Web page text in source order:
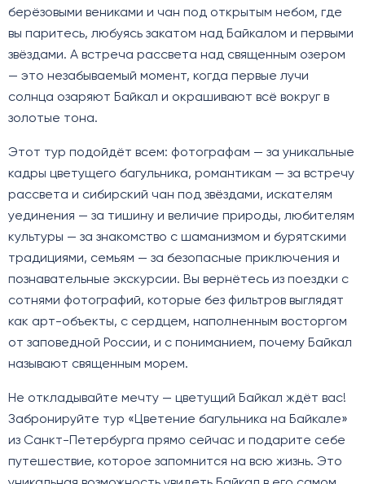
берёзовыми вениками и чан под открытым небом, где
вы паритесь, любуясь закатом над Байкалом и первыми
звёздами. А встреча рассвета над священным озером
— это незабываемый момент, когда первые лучи
солнца озаряют Байкал и окрашивают всё вокруг в
золотые тона.
Этот тур подойдёт всем: фотографам — за уникальные
кадры цветущего багульника, романтикам — за встречу
рассвета и сибирский чан под звёздами, искателям
уединения — за тишину и величие природы, любителям
культуры — за знакомство с шаманизмом и бурятскими
традициями, семьям — за безопасные приключения и
познавательные экскурсии. Вы вернётесь из поездки с
сотнями фотографий, которые без фильтров выглядят
как арт-объекты, с сердцем, наполненным восторгом
от заповедной России, и с пониманием, почему Байкал
называют священным морем.
Не откладывайте мечту — цветущий Байкал ждёт вас!
Забронируйте тур «Цветение багульника на Байкале»
из Санкт-Петербурга прямо сейчас и подарите себе
путешествие, которое запомнится на всю жизнь. Это